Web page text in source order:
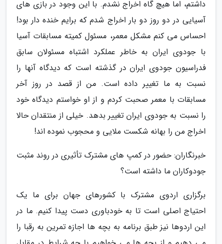
داشتم، اما هیچ گاه اخراج نشدم. با این وجود در بازی های
آسیایی در دو روز دو بار اخراج شدم که برایم خنده دار بود!
احساس می کنم مشکل معمر، مسئول کمیته مسابقات آسیا
با جودوی ایران به خاطر عملکرد اشتباه مسئولان سابق
فدراسیون جودوی ایران در گذشته است که دیدگاه آنها را
نسبت به ما تغییر داده است. من از قصد در روز آخر
مسابقات با معمر صحبت کردم و از او خواستم دیدگاه خود
را نسبت به جودوی ایران تغییر بدهد. خیلی از منتقدان حالا
اخراج من را بهانه شکست ملایی و محجوب نموده اند!
خبرنگاران: حضور در کمپ های مشترک تأثیری در روند مثبت
جودوکاران ما داشته است؟
برگزاری اردوی مشترک با کشورهای جهان برای ما یک
احتیاج اصلی است تا به خودباوری دست پیدا کنیم. ما در
این اردوها نیز طبق برنامه به بچه ها اجازه تمرین به رقبا را